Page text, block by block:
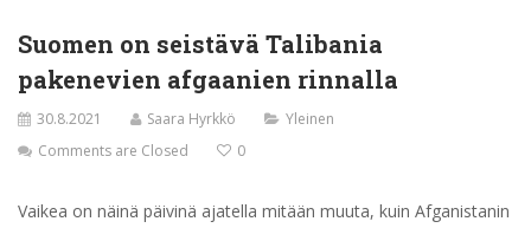
Suomen on seistävä Talibania
pakenevien afgaanien rinnalla
30.8.2021 Saara Hyrkkö
Yleinen
Comments are Closed
0
Vaikea on näinä päivinä ajatella mitään muuta, kuin Afganistanin